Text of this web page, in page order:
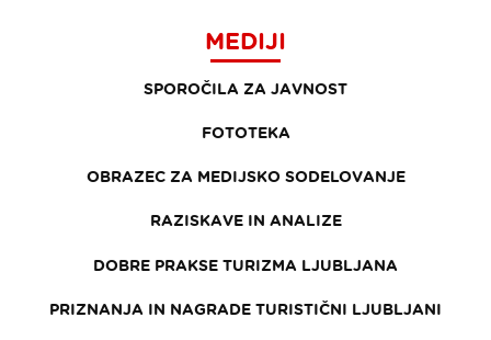
MEDIJI
SPOROČILA ZA JAVNOST
FOTOTEKA
OBRAZEC ZA MEDIJSKO SODELOVANJE
RAZISKAVE IN ANALIZE
DOBRE PRAKSE TURIZMA LJUBLJANA
PRIZNANJA IN NAGRADE TURISTIČNI LJUBLJANI